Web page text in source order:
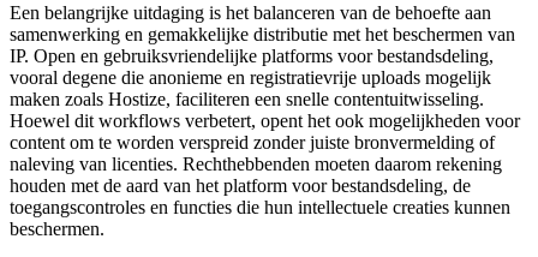
Een belangrijke uitdaging is het balanceren van de behoefte aan
samenwerking en gemakkelijke distributie met het beschermen van
IP. Open en gebruiksvriendelijke platforms voor bestandsdeling,
vooral degene die anonieme en registratievrije uploads mogelijk
maken zoals Hostize, faciliteren een snelle contentuitwisseling.
Hoewel dit workflows verbetert, opent het ook mogelijkheden voor
content om te worden verspreid zonder juiste bronvermelding of
naleving van licenties. Rechthebbenden moeten daarom rekening
houden met de aard van het platform voor bestandsdeling, de
toegangscontroles en functies die hun intellectuele creaties kunnen
beschermen.